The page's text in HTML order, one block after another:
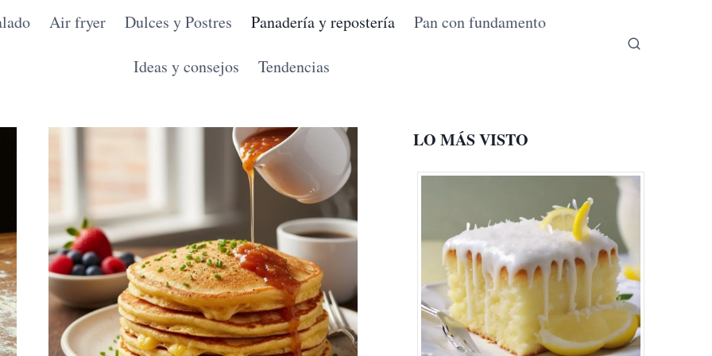
Air fryer Dulces y Postres Panadería y repostería Pan con fundamento
Ideas y consejos Tendencias
LO MÁS VISTO